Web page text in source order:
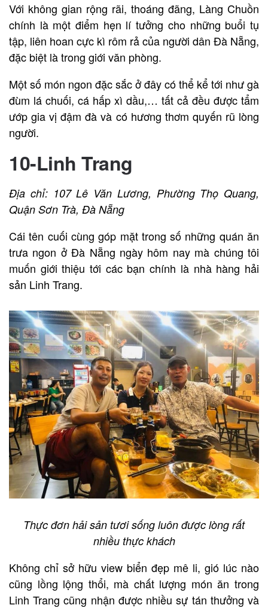
Với không gian rộng rãi, thoáng đãng, Làng Chuồn
chính là một điểm hẹn lí tưởng cho những buổi tụ
tập, liên hoan cực kì rôm rả của người dân Đà Nẵng,
đặc biệt là trong giới văn phòng.
Một số món ngon đặc sắc ở đây có thể kể tới như gà
đùm lá chuối, cá hấp xì dầu,… tất cả đều được tẩm
ướp gia vị đậm đà và có hương thơm quyến rũ lòng
người.
10-Linh Trang
Địa chỉ: 107 Lê Văn Lương, Phường Thọ Quang,
Quận Sơn Trà, Đà Nẵng
Cái tên cuối cùng góp mặt trong số những quán ăn
trưa ngon ở Đà Nẵng ngày hôm nay mà chúng tôi
muốn giới thiệu tới các bạn chính là nhà hàng hải
sản Linh Trang.
Thực đơn hải sản tươi sống luôn được lòng rất
nhiều thực khách
Không chỉ sở hữu view biển đẹp mê li, gió lúc nào
cũng lồng lộng thổi, mà chất lượng món ăn trong
Linh Trang cũng nhận được nhiều sự tán thưởng và